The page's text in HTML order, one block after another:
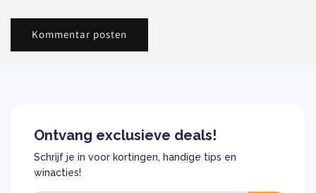
Ontvang exclusieve deals!
Schrijf je in voor kortingen, handige tips en
winacties!